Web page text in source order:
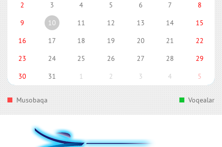
2
3 4 5 6 7
8
9
10 11 12 13 14
15
16
17 18 19 20 21
22
23
24 25 26 27 28
29
30
31 1 2 3 4 5
Musobaqa Voqealar